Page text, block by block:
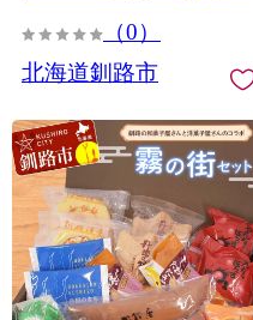
（0）
北海道釧路市